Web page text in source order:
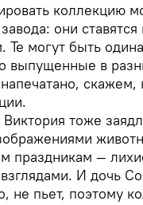
коллекцию
они
Те могут быть
выпущенные в
тоже
праздникам —
И дочь
не пьет, поэтому